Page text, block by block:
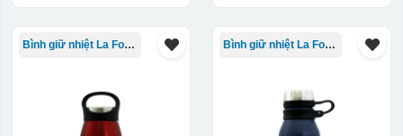
Bình giữ nhiệt La Fonte Bình giữ nhiệt La Fonte